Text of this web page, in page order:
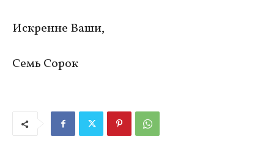
Искренне Ваши,
Семь Сорок